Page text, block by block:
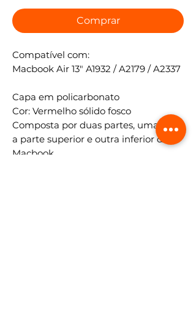
Comprar
Compatível com:
Macbook Air 13" A1932 / A2179 / A2337
Capa em policarbonato
Cor: Vermelho sólido fosco
Composta por duas partes, uma para
a parte superior e outra inferior do
Macbook